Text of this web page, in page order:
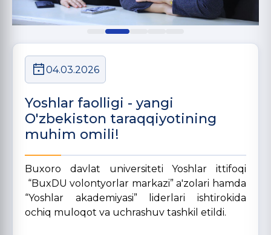
04.03.2026
Yoshlar faolligi - yangi
O'zbekiston taraqqiyotining
muhim omili!
Buxoro davlat universiteti Yoshlar ittifoqi
“BuxDU volontyorlar markazi” a'zolari hamda
“Yoshlar akademiyasi” liderlari ishtirokida
ochiq muloqot va uchrashuv tashkil etildi.